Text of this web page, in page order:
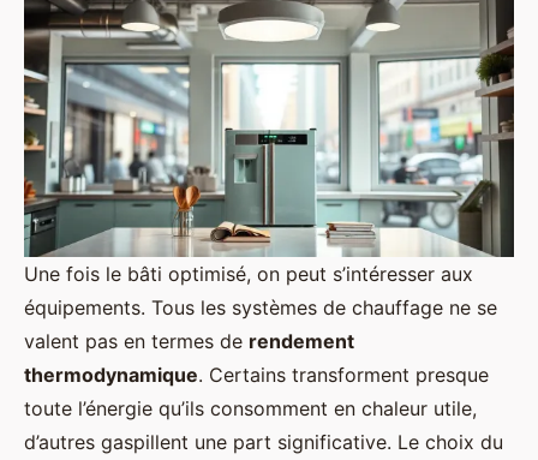
Une fois le bâti optimisé, on peut s’intéresser aux
équipements. Tous les systèmes de chauffage ne se
valent pas en termes de rendement
thermodynamique. Certains transforment presque
toute l’énergie qu’ils consomment en chaleur utile,
d’autres gaspillent une part significative. Le choix du